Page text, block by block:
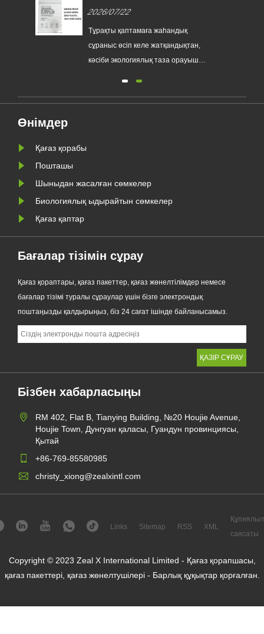
ауыстыруға көмектесу үшін
арнайы шыныдан жасалған
қағаз пакеттерді шығарады
2026/07/22
Тұрақты қаптамаға жаһандық
сұраныс өсіп келе жатқандықтан,
кәсіби экологиялық таза орауыш
Paper Pack сериясын ресми түрде
Өнімдер
Қағаз қорабы
Пошташы
Шыныдан жасалған сөмкелер
Биологиялық ыдырайтын сөмкелер
Қағаз қаптар
Бағалар тізімін сұрау
Қағаз қораптары, қағаз пакеттер, қағаз жөнелтілімдер немесе
бағалар тізімі туралы сұраулар үшін бізге электрондық
поштаңызды қалдырыңыз, біз 24 сағат ішінде байланысамыз.
Бізбен хабарласыңы
RM 402, Flat B, Tianying Building, №20 Houjie Avenue,
Houjie Town, Дунгуан қаласы, Гуандун провинциясы,
Қытай
+86-769-85580985
christy_xiong@zealxintl.com
Links Sitemap RSS XML
саясаты
Copyright © 2023 Zeal X International Limited - Қағаз қорапшасы,
қағаз пакеттері, қағаз жөнелтушілері - Барлық құқықтар қорғалған.